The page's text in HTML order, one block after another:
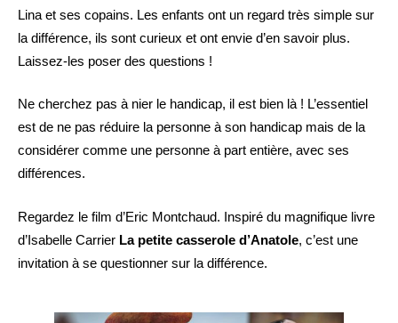
Lina et ses copains. Les enfants ont un regard très simple sur
la différence, ils sont curieux et ont envie d’en savoir plus.
Laissez-les poser des questions !
Ne cherchez pas à nier le handicap, il est bien là ! L’essentiel
est de ne pas réduire la personne à son handicap mais de la
considérer comme une personne à part entière, avec ses
différences.
Regardez le film d’Eric Montchaud. Inspiré du magnifique livre
d’Isabelle Carrier La petite casserole d’Anatole, c’est une
invitation à se questionner sur la différence.